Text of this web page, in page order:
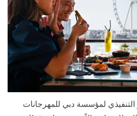
التنفيذي لمؤسسة دبي للمهرجانات